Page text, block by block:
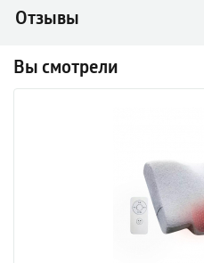
Отзывы
Вы смотрели